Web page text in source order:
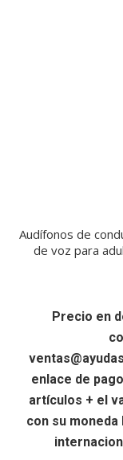
Audífonos de
de voz para
Precio en
enlace de
artículos + el
con su moneda